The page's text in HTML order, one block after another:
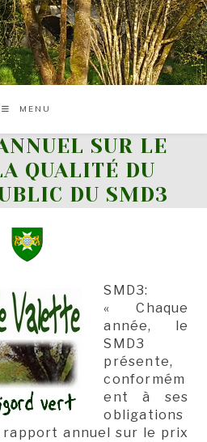
MENU
SUR LE
QUALITÉ DU
DU SMD3
SMD3:
« Chaque
année, le
SMD3
présente,
conformém
ent à ses
obligations
annuel sur le prix